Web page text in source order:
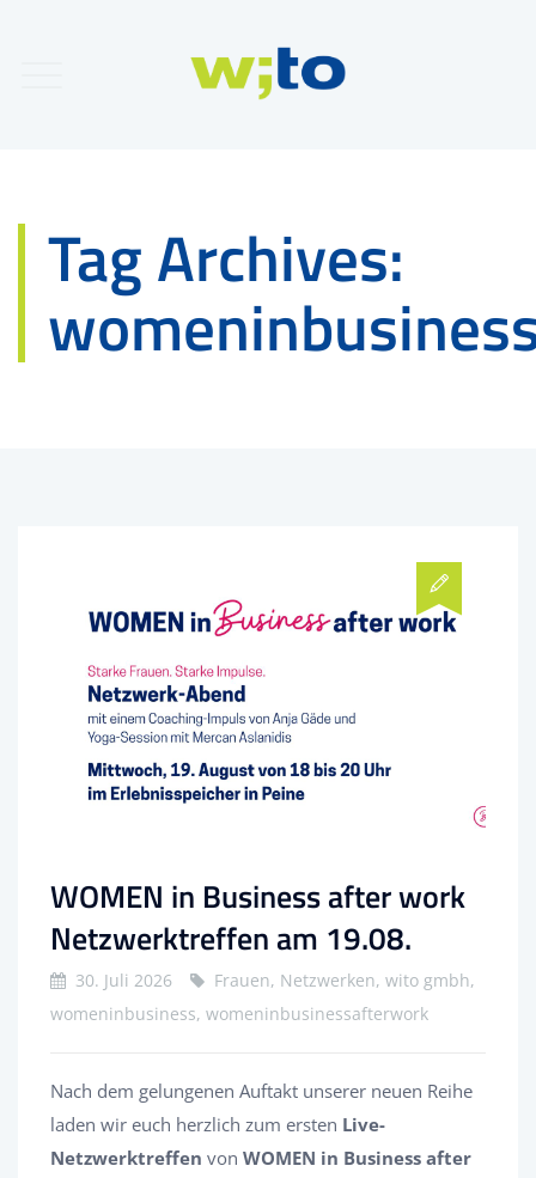
Tag Archives:
WOMEN in Business after work
Netzwerktreffen am 19.08.
30. Juli 2026
Frauen, Netzwerken, wito gmbh,
womeninbusiness, womeninbusinessafterwork
Nach dem gelungenen Auftakt unserer neuen Reihe
laden wir euch herzlich zum ersten Live-
Netzwerktreffen von WOMEN in Business after